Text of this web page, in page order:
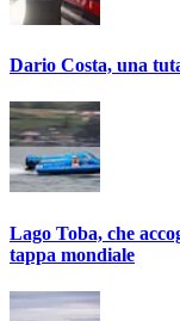
Dario Costa, una
Lago Toba, che
tappa mondiale